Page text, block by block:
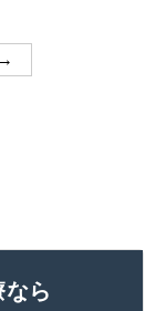
→
ら